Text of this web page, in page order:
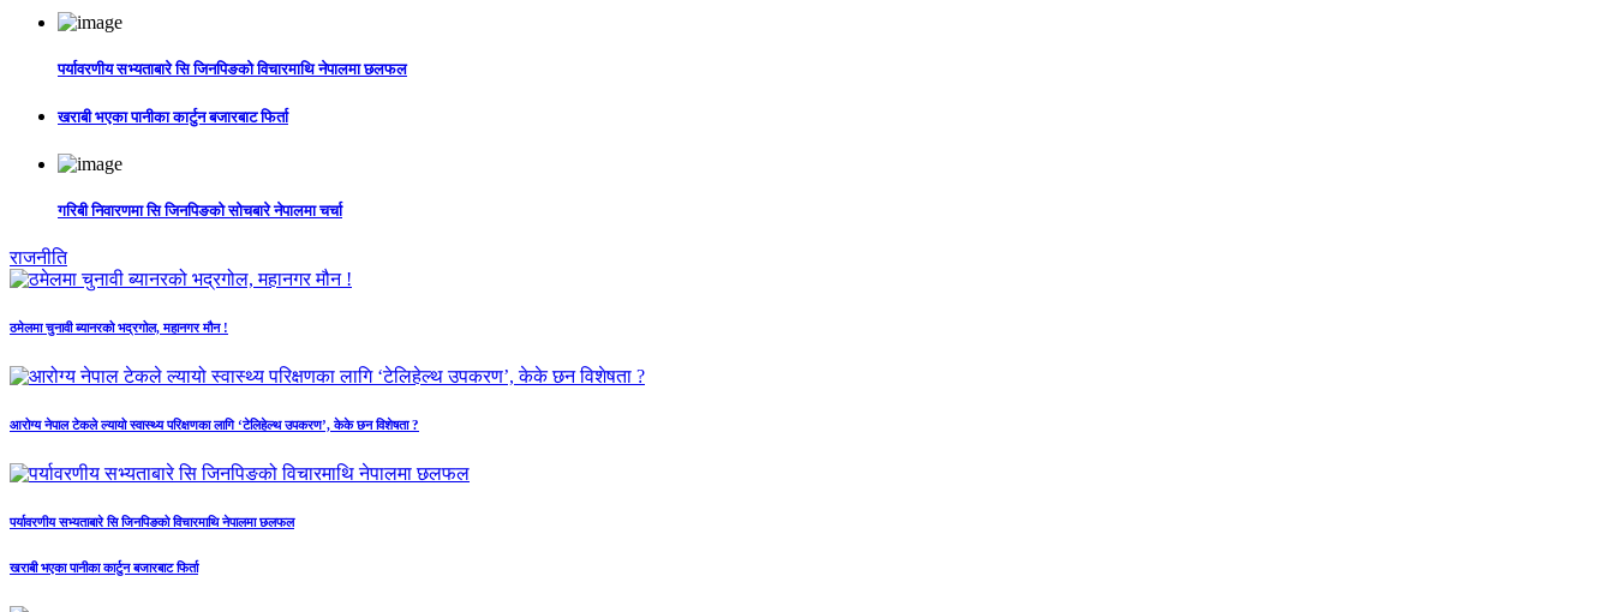
पर्यावरणीय सभ्यताबारे सि जिनपिङको विचारमाथि नेपालमा छलफल
खराबी भएका पानीका कार्टुन बजारबाट फिर्ता
गरिबी निवारणमा सि जिनपिङको सोचबारे नेपालमा चर्चा
राजनीति
ठमेलमा चुनावी ब्यानरको भद्रगोल, महानगर मौन !
आरोग्य नेपाल टेकले ल्यायो स्वास्थ्य परिक्षणका लागि ‘टेलिहेल्थ उपकरण’, केके छन विशेषता ?
पर्यावरणीय सभ्यताबारे सि जिनपिङको विचारमाथि नेपालमा छलफल
खराबी भएका पानीका कार्टुन बजारबाट फिर्ता